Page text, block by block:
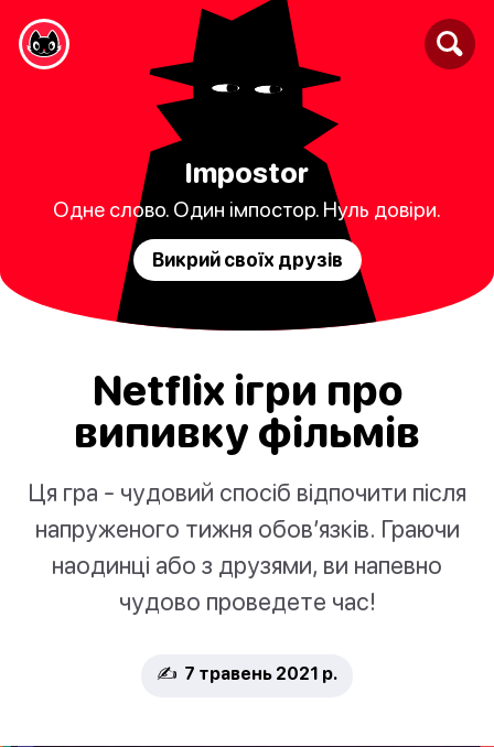
Impostor
Одне слово. Один імпостор. Нуль довіри.
Викрий своїх друзів
Netflix ігри про
випивку фільмів
Ця гра - чудовий спосіб відпочити після
напруженого тижня обов’язків. Граючи
наодинці або з друзями, ви напевно
чудово проведете час!
✍️ 7 травень 2021 р.